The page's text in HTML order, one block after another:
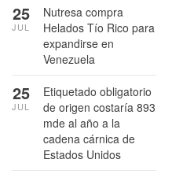
Nutresa compra
Helados Tío Rico para
expandirse en
Venezuela
25
JUL
Etiquetado obligatorio
de origen costaría 893
mde al año a la
cadena cárnica de
Estados Unidos
25
JUL